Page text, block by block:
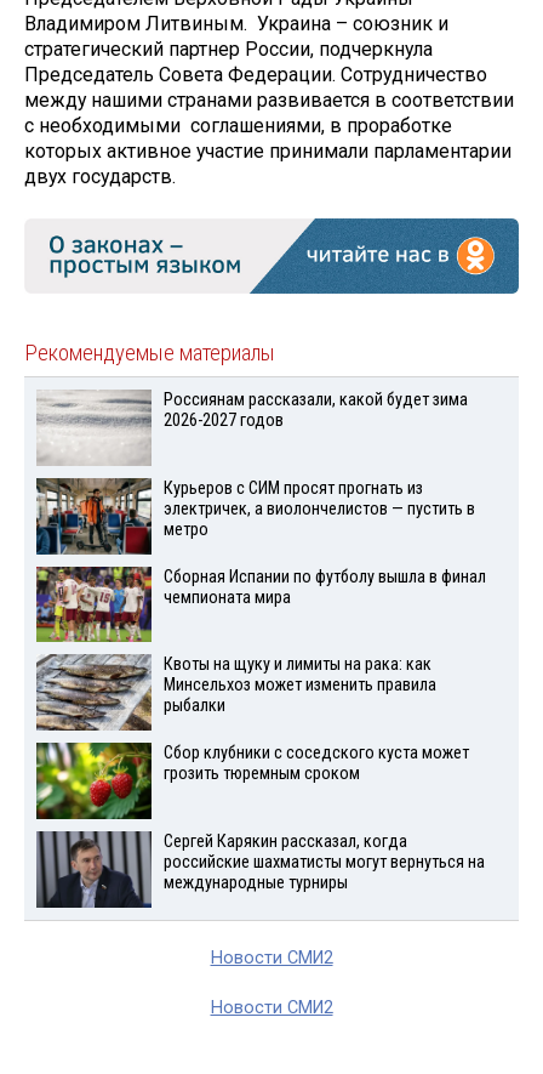
Владимиром Литвиным. Украина – союзник и
стратегический партнер России, подчеркнула
Председатель Совета Федерации. Сотрудничество
между нашими странами развивается в соответствии
с необходимыми соглашениями, в проработке
которых активное участие принимали парламентарии
двух государств.
Рекомендуемые материалы
Россиянам рассказали, какой будет зима
2026-2027 годов
Курьеров с СИМ просят прогнать из
электричек, а виолончелистов — пустить в
метро
Сборная Испании по футболу вышла в финал
чемпионата мира
Квоты на щуку и лимиты на рака: как
Минсельхоз может изменить правила
рыбалки
Сбор клубники с соседского куста может
грозить тюремным сроком
Сергей Карякин рассказал, когда
российские шахматисты могут вернуться на
международные турниры
Новости СМИ2
Новости СМИ2